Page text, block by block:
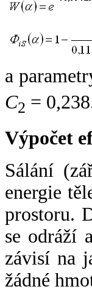
a
C2 =
Výpočet
Sálání
energie
prostoru.
se odráží
závisí na
žádné